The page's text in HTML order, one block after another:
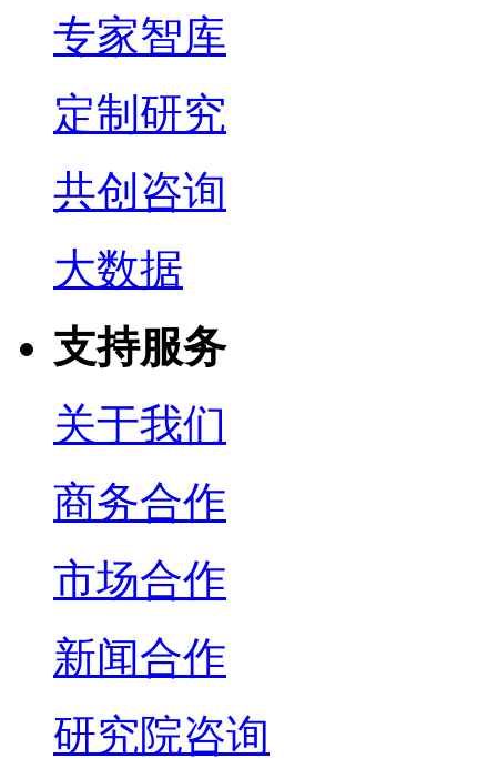
专家智库
定制研究
共创咨询
大数据
支持服务
关于我们
商务合作
市场合作
新闻合作
研究院咨询